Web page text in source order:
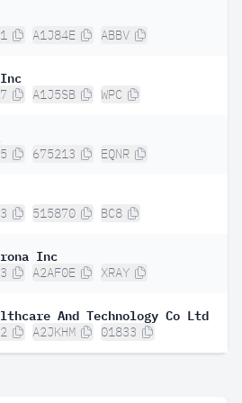
A1J84E ABBV
A1J5SB WPC
675213 EQNR
515870 BC8
Inc
A2AF0E XRAY
And Technology Co Ltd
A2JKHM 01833